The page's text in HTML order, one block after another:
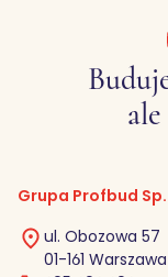
Grupa Profbud
ul. Obozowa 57
01-161 Warszawa